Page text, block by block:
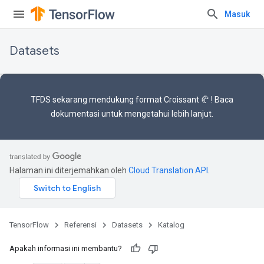
Masuk
Datasets
TFDS sekarang mendukung format Croissant 🥐 ! Baca
dokumentasi untuk mengetahui lebih lanjut.
Halaman ini diterjemahkan oleh Cloud Translation API
TensorFlow Referensi Datasets Katalog
Apakah informasi ini membantu?